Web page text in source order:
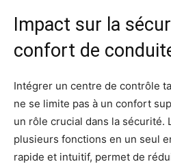
Impact sur la
confort de
Intégrer un centre de contrôle
ne se limite pas à un confort
un rôle crucial dans la sécurité.
plusieurs fonctions en un seul
rapide et intuitif, permet de